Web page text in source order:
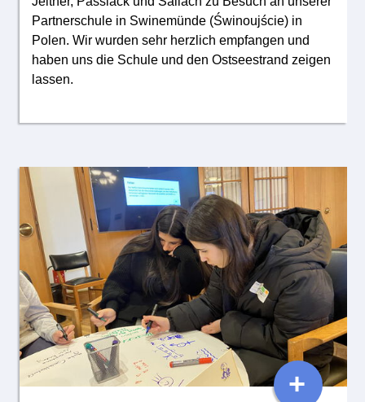
Partnerschule in Swinemünde (Świnoujście) in
Polen. Wir wurden sehr herzlich empfangen und
haben uns die Schule und den Ostseestrand zeigen
lassen.
+